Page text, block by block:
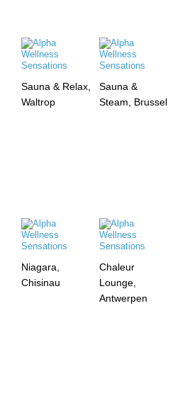
Sauna & Relax,
Waltrop
Sauna &
Steam, Brussel
Niagara,
Chisinau
Chaleur
Lounge,
Antwerpen